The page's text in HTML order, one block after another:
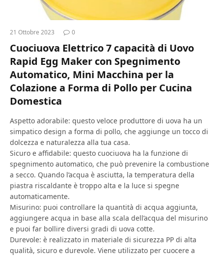
21 Ottobre 2023 0
Cuociuova Elettrico 7 capacità di Uovo
Rapid Egg Maker con Spegnimento
Automatico, Mini Macchina per la
Colazione a Forma di Pollo per Cucina
Domestica
Aspetto adorabile: questo veloce produttore di uova ha un
simpatico design a forma di pollo, che aggiunge un tocco di
dolcezza e naturalezza alla tua casa.
Sicuro e affidabile: questo cuociuova ha la funzione di
spegnimento automatico, che può prevenire la combustione
a secco. Quando l’acqua è asciutta, la temperatura della
piastra riscaldante è troppo alta e la luce si spegne
automaticamente.
Misurino: puoi controllare la quantità di acqua aggiunta,
aggiungere acqua in base alla scala dell’acqua del misurino
e puoi far bollire diversi gradi di uova cotte.
Durevole: è realizzato in materiale di sicurezza PP di alta
qualità, sicuro e durevole. Viene utilizzato per cuocere a